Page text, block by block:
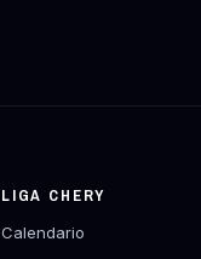
LIGA CHERY
Calendario